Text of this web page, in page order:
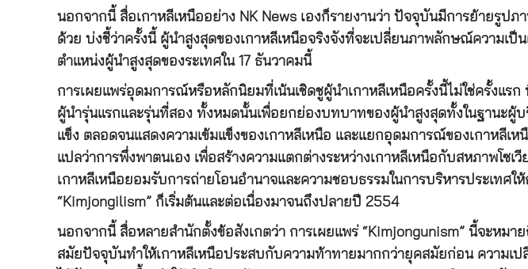
นอกจากนี้ สื่อเกาหลีเหนืออย่าง NK News เองก็รายงานว่า ปัจจุบันมีการย้ายรูป
ด้วย บ่งชี้ว่าครั้งนี้ ผู้นำสูงสุดของเกาหลีเหนือจริงจังที่จะเปลี่ยนภาพลักษณ์ความเป็
ตำแหน่งผู้นำสูงสุดของระเทศใน 17 ธันวาคมนี้
การเผยแพร่อุดมการณ์หรือหลักนิยมที่เน้นเชิดชูผู้นำเกาหลีเหนือครั้งนี้ไม่ใช่ครั้งแร
ผู้นำรุ่นแรกและรุ่นที่สอง ทั้งหมดนั้นเพื่อยกย่องบทบาทของผู้นำสูงสุดทั้งในฐานะผู้
แข็ง ตลอดจนแสดงความเข้มแข็งของเกาหลีเหนือ และแยกอุดมการณ์ของเกาหลี
แปลว่าการพึ่งพาตนเอง เพื่อสร้างความแตกต่างระหว่างเกาหลีเหนือกับสหภาพโ
เกาหลีเหนือยอมรับการถ่ายโอนอำนาจและความชอบธรรมในการบริหารประเท
“Kimjongilism” ก็เริ่มต้นและต่อเนื่องมาจนถึงปลายปี 2554
นอกจากนี้ สื่อหลายสำนักตั้งข้อสังเกตว่า การเผยแพร่ “Kimjongunism” นี้จะหม
สมัยปัจจุบันทำให้เกาหลีเหนือประสบกับความท้าทายมากกว่ายุคสมัยก่อน ความเ